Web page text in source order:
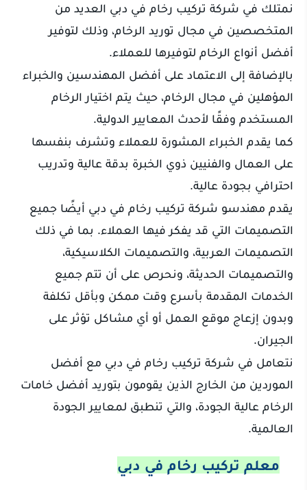
نمتلك في شركة تركيب رخام في دبي العديد من
المتخصصين في مجال توريد الرخام، وذلك لتوفير
أفضل أنواع الرخام لتوفيرها للعملاء.
بالإضافة إلى الاعتماد على أفضل المهندسين والخبراء
المؤهلين في مجال الرخام، حيث يتم اختيار الرخام
المستخدم وفقًا لأحدث المعايير الدولية.
كما يقدم الخبراء المشورة للعملاء وتشرف بنفسها
على العمال والفنيين ذوي الخبرة بدقة عالية وتدريب
احترافي بجودة عالية.
يقدم مهندسو شركة تركيب رخام في دبي أيضًا جميع
التصميمات التي قد يفكر فيها العملاء. بما في ذلك
التصميمات العربية، والتصميمات الكلاسيكية،
والتصميمات الحديثة، ونحرص على أن تتم جميع
الخدمات المقدمة بأسرع وقت ممكن وبأقل تكلفة
وبدون إزعاج موقع العمل أو أي مشاكل تؤثر على
الجيران.
نتعامل في شركة تركيب رخام في دبي مع أفضل
الموردين من الخارج الذين يقومون بتوريد أفضل خامات
الرخام عالية الجودة، والتي تنطبق لمعايير الجودة
العالمية.
معلم تركيب رخام في دبي